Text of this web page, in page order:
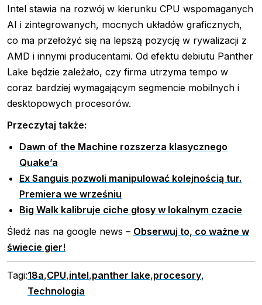
Intel stawia na rozwój w kierunku CPU wspomaganych
AI i zintegrowanych, mocnych układów graficznych,
co ma przełożyć się na lepszą pozycję w rywalizacji z
AMD i innymi producentami. Od efektu debiutu Panther
Lake będzie zależało, czy firma utrzyma tempo w
coraz bardziej wymagającym segmencie mobilnych i
desktopowych procesorów.
Przeczytaj także:
Dawn of the Machine rozszerza klasycznego
Quake’a
Ex Sanguis pozwoli manipulować kolejnością tur.
Premiera we wrześniu
Big Walk kalibruje ciche głosy w lokalnym czacie
Śledź nas na google news – Obserwuj to, co ważne w
świecie gier!
Tagi:18a,CPU,intel,panther lake,procesory,
Technologia